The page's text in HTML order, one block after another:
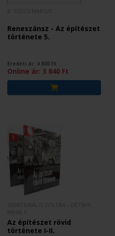
Reneszánsz - Az építészet
története 5.
Eredeti ár: 4 800 Ft
Online ár: 3 840 Ft
Az építészet rövid
története I-II.